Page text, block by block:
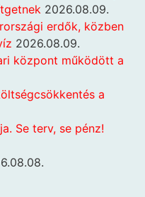
2026.08.09.
erdők, közben
2026.08.09.
központ működött a
a
Se terv, se pénz!